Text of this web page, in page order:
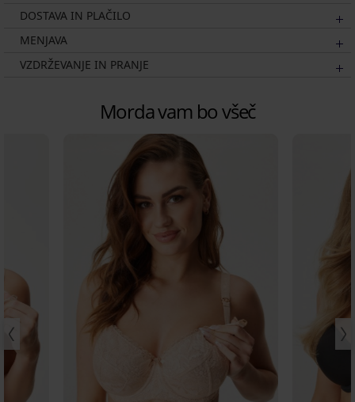
DOSTAVA IN PLAČILO
MENJAVA
VZDRŽEVANJE IN PRANJE
Morda vam bo všeč